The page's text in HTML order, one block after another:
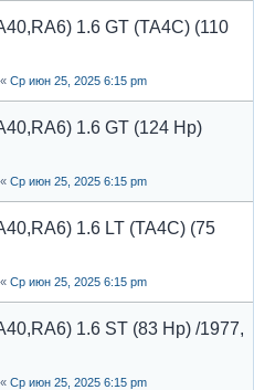
1.6 GT (TA4C) (110
« Ср июн 25, 2025 6:15 pm
1.6 GT (124 Hp)
« Ср июн 25, 2025 6:15 pm
1.6 LT (TA4C) (75
« Ср июн 25, 2025 6:15 pm
1.6 ST (83 Hp) /1977,
« Ср июн 25, 2025 6:15 pm